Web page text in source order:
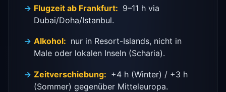
Flugzeit ab Frankfurt: 9–11 h via
Dubai/Doha/Istanbul.
Alkohol: nur in Resort-Islands, nicht in
Male oder lokalen Inseln (Scharia).
Zeitverschiebung: +4 h (Winter) / +3 h
(Sommer) gegenüber Mitteleuropa.